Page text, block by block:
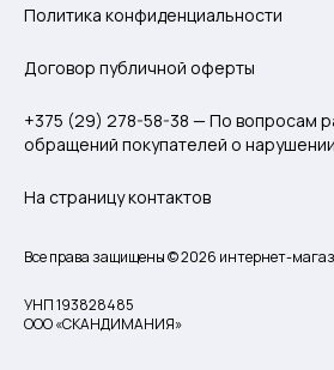
Политика конфиденциальности
Договор публичной оферты
+375 (29) 278-58-38 — По вопросам
обращений покупателей о
На страницу контактов
Все права защищены © 2026 интернет-
УНП 193828485
ООО «СКАНДИМАНИЯ»